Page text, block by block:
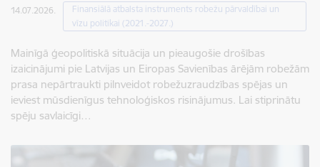
14.07.2026.
Finansiālā atbalsta instruments robežu pārvaldībai un
vīzu politikai (2021.-2027.)
Mainīgā ģeopolitiskā situācija un pieaugošie drošības
izaicinājumi pie Latvijas un Eiropas Savienības ārējām robežām
prasa nepārtraukti pilnveidot robežuzraudzības spējas un
ieviest mūsdienīgus tehnoloģiskos risinājumus. Lai stiprinātu
spēju savlaicīgi…